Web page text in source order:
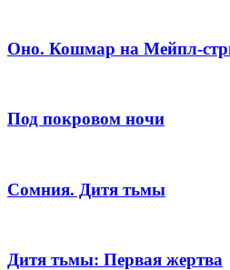
Оно. Кошмар на Мейпл-
Под покровом ночи
Сомния. Дитя тьмы
Дитя тьмы: Первая жертва